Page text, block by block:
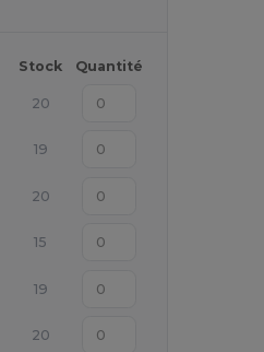
Stock Quantité
20
19
20
15
19
20